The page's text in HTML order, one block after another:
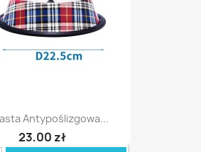
Antypoślizgowa...
23,00 zł